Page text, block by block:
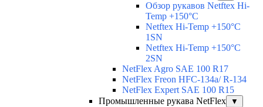
Обзор рукавов Netftex Hi-
Temp +150°С
Netftex Hi-Temp +150°С
1SN
Netftex Hi-Temp +150°С
2SN
NetFlex Agro SAE 100 R17
NetFlex Freon HFC-134a/ R-134
NetFlex Expert SAE 100 R15
Промышленные рукава NetFlex
▼